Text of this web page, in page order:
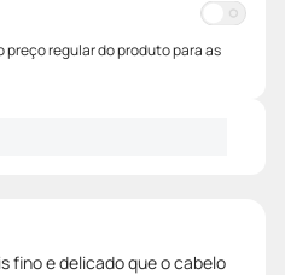
preço regular do produto para as
fino e delicado que o cabelo